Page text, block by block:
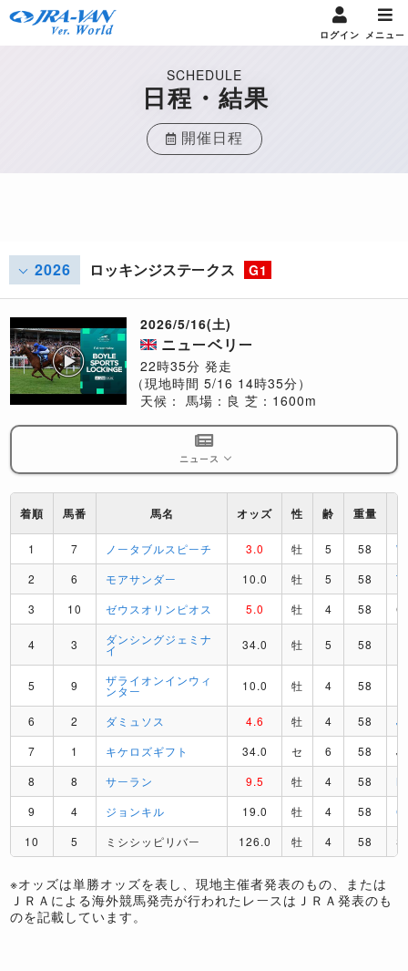
ログイン メニュー
SCHEDULE
日程・結果
開催日程
2026 ロッキンジステークス G1
2026/5/16(土)
ニューベリー
22時35分 発走
（現地時間 5/16 14時35分）
天候： 馬場：良 芝：1600m
ニュース
着順 馬番 馬名 オッズ 性 齢 重量
1 7 ノータブルスピーチ 3.0 牡 5 58
2
6 モアサンダー 10.0 牡 5 58
T
3
10 ゼウスオリンピオス 5.0 牡 4 58 C
4 3 ダンシングジェミナ
イ 34.0 牡 5 58
5 9 ザライオンインウィ
ンター 10.0 牡 4 58
6 2 ダミュソス 4.6 牡 4 58
J
7
1 キケロズギフト 34.0 セ 6 58
J
8
8 サーラン 9.5 牡 4 58
9
4 ジョンキル 19.0 牡 4 58
C
10
5 ミシシッピリバー 126.0 牡 4 58 S
※オッズは単勝オッズを表し、現地主催者発表のもの、または
ＪＲＡによる海外競馬発売が行われたレースはＪＲＡ発表のも
のを記載しています。